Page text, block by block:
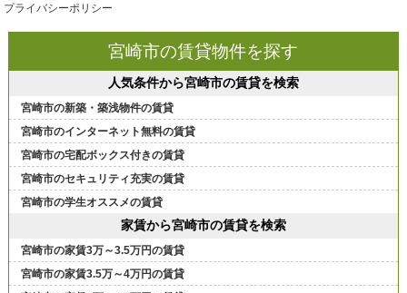
プライバシーポリシー
宮崎市の賃貸物件を探す
人気条件から宮崎市の賃貸を検索
宮崎市の新築・築浅物件の賃貸
宮崎市のインターネット無料の賃貸
宮崎市の宅配ボックス付きの賃貸
宮崎市のセキュリティ充実の賃貸
宮崎市の学生オススメの賃貸
家賃から宮崎市の賃貸を検索
宮崎市の家賃3万～3.5万円の賃貸
宮崎市の家賃3.5万～4万円の賃貸